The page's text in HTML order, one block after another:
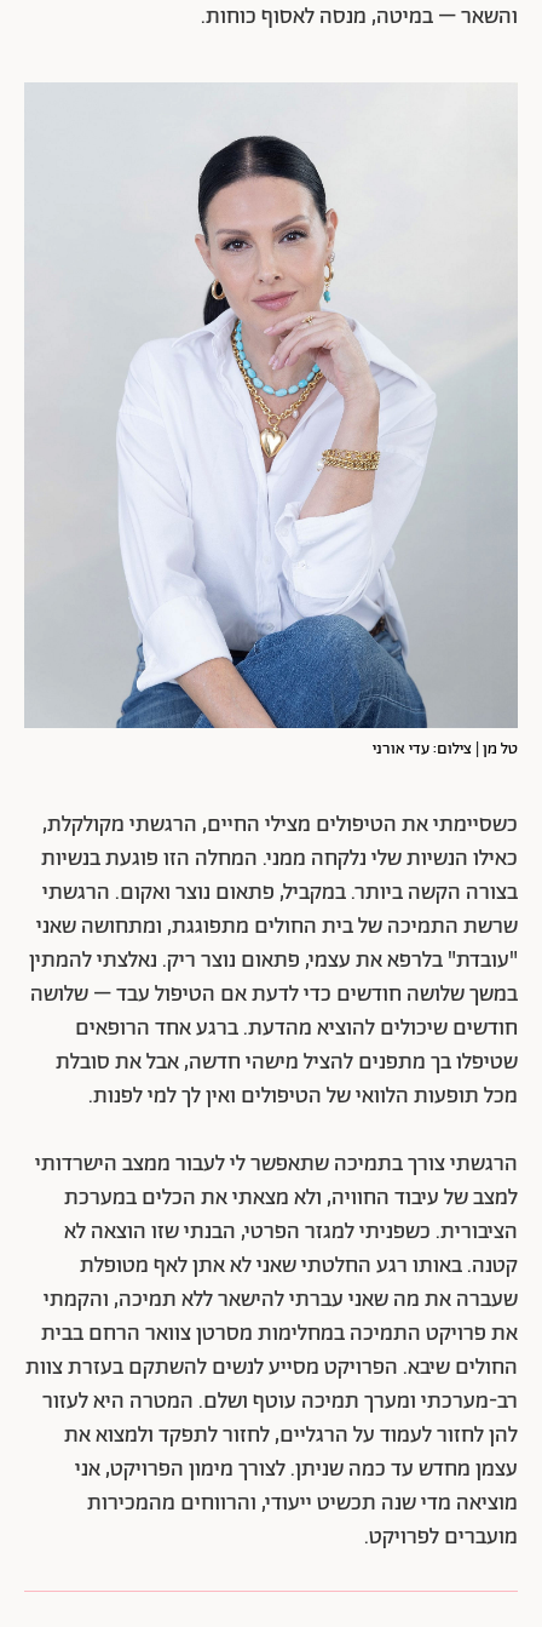
והשאר – במיטה, מנסה לאסוף כוחות.
טל מן | צילום: עדי אורני
כשסיימתי את הטיפולים מצילי החיים, הרגשתי מקולקלת,
כאילו הנשיות שלי נלקחה ממני. המחלה הזו פוגעת בנשיות
בצורה הקשה ביותר. במקביל, פתאום נוצר ואקום. הרגשתי
שרשת התמיכה של בית החולים מתפוגגת, ומתחושה שאני
"עובדת" בלרפא את עצמי, פתאום נוצר ריק. נאלצתי להמתין
במשך שלושה חודשים כדי לדעת אם הטיפול עבד – שלושה
חודשים שיכולים להוציא מהדעת. ברגע אחד הרופאים
שטיפלו בך מתפנים להציל מישהי חדשה, אבל את סובלת
מכל תופעות הלוואי של הטיפולים ואין לך למי לפנות.
הרגשתי צורך בתמיכה שתאפשר לי לעבור ממצב הישרדותי
למצב של עיבוד החוויה, ולא מצאתי את הכלים במערכת
הציבורית. כשפניתי למגזר הפרטי, הבנתי שזו הוצאה לא
קטנה. באותו רגע החלטתי שאני לא אתן לאף מטופלת
שעברה את מה שאני עברתי להישאר ללא תמיכה, והקמתי
את פרויקט התמיכה במחלימות מסרטן צוואר הרחם בבית
החולים שיבא. הפרויקט מסייע לנשים להשתקם בעזרת צוות
רב-מערכתי ומערך תמיכה עוטף ושלם. המטרה היא לעזור
להן לחזור לעמוד על הרגליים, לחזור לתפקד ולמצוא את
עצמן מחדש עד כמה שניתן. לצורך מימון הפרויקט, אני
מוציאה מדי שנה תכשיט ייעודי, והרווחים מהמכירות
מועברים לפרויקט.